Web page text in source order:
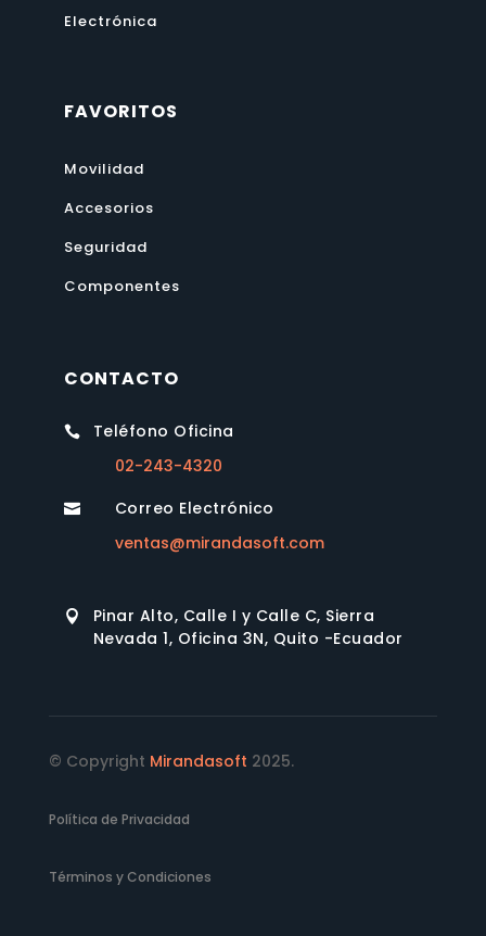
Electrónica
FAVORITOS
Movilidad
Accesorios
Seguridad
Componentes
CONTACTO

Teléfono Oficina
02-243-4320

Correo Electrónico
ventas@mirandasoft.com

Pinar Alto, Calle I y Calle C, Sierra
Nevada 1, Oficina 3N, Quito -Ecuador
© Copyright Mirandasoft 2025.
Política de Privacidad
Términos y Condiciones